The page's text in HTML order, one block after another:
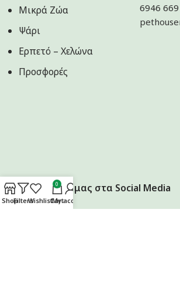
Μικρά Ζώα
Ψάρι
Ερπετό – Χελώνα
Προσφορές
6946
Ακολουθήστε μας στα Social Media
ShopFiltersWishlist
0
Cart
My account